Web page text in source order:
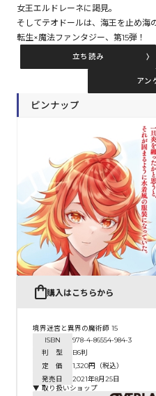
コミッ
閉
女王エルドレーネに謁見。
そしてテオドールは、海王を止め海
転生×魔法ファンタジー、第15弾！
立ち読み
アン
ピンナップ
購入はこちらから
境界迷宮と異界の魔術師 15
ISBN
978-4-86554-984-3
判 型
B6判
定 価
1,320円（税込）
発売日
2021年8月25日
▼ 取り扱いショップ